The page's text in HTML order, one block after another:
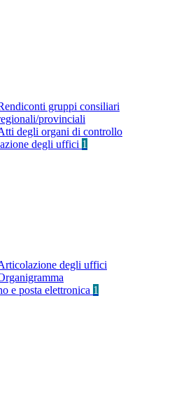
gruppi consiliari
provinciali
degli organi di controllo
degli uffici 1
degli uffici
e posta elettronica 1